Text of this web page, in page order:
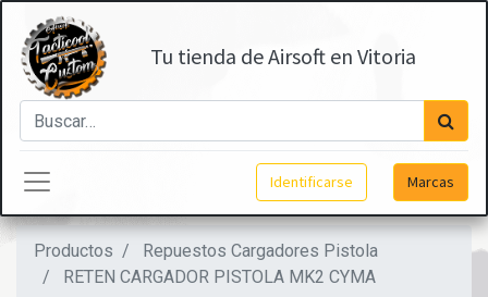
Tu tienda de Airsoft en Vitoria
Identificarse Marcas
Productos
Repuestos Cargadores Pistola
RETEN CARGADOR PISTOLA MK2 CYMA